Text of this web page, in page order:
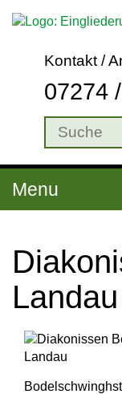
Kontakt /
07274
Menu
Landau